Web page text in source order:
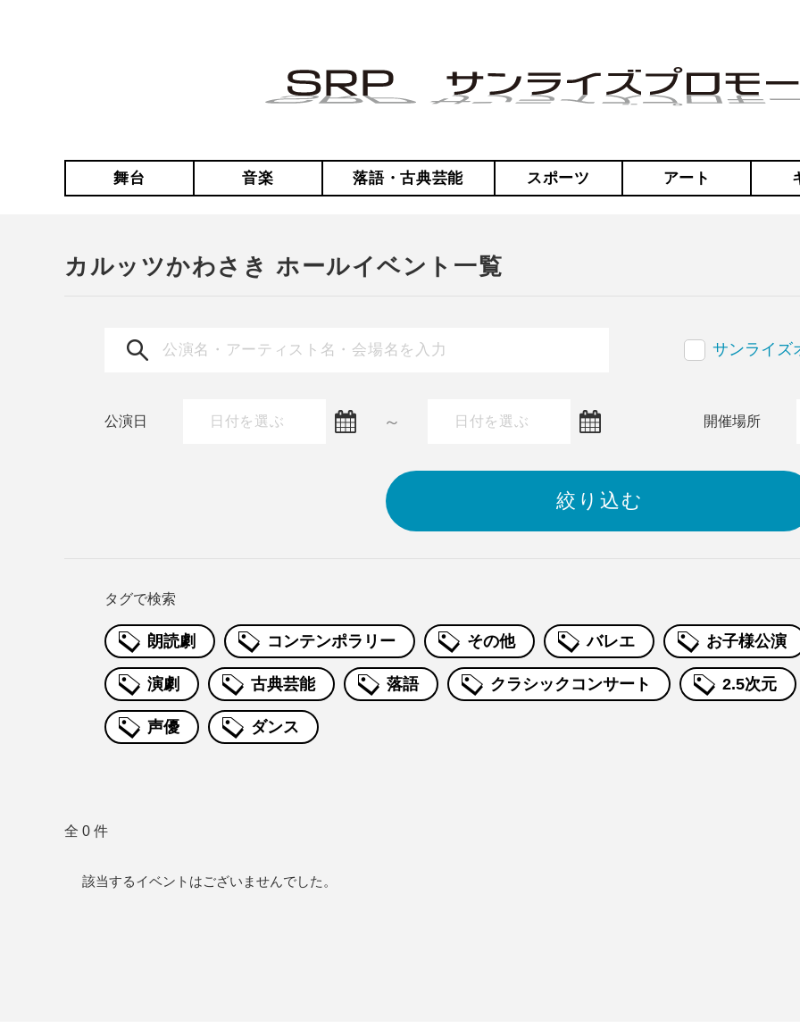
舞台 音楽 落語・古典芸能 スポーツ アート
カルッツかわさき ホールイベント一覧
サンライズ
公演日 ～ 開催場所
タグで検索
朗読劇 コンテンポラリー その他 バレエ お子様公演
演劇 古典芸能 落語 クラシックコンサート 2.5次元
声優 ダンス
全 0 件
該当するイベントはございませんでした。